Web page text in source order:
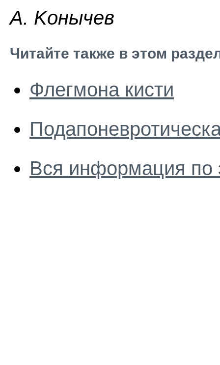
A. Koнычeв
Читайте также в этом
Флегмона кисти
Вся информация по